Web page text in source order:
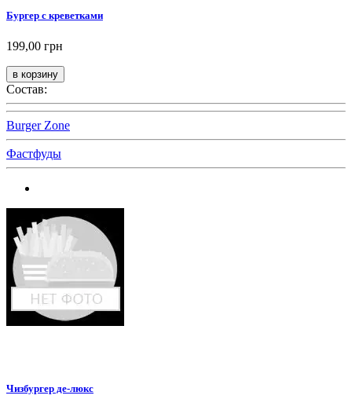
Бургер с креветками
199,00 грн
Состав:
Burger Zone
Фастфуды
Чизбургер де-люкс